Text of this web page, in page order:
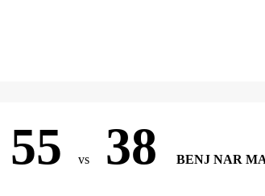
55 vs 38 BENJ NAR